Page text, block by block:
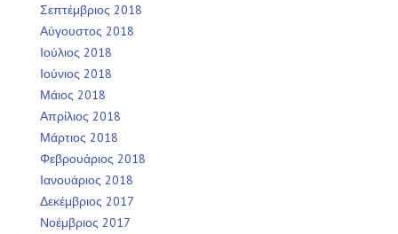
Σεπτέμβριος 2018
Αύγουστος 2018
Ιούλιος 2018
Ιούνιος 2018
Μάιος 2018
Απρίλιος 2018
Μάρτιος 2018
Φεβρουάριος 2018
Ιανουάριος 2018
Δεκέμβριος 2017
Νοέμβριος 2017